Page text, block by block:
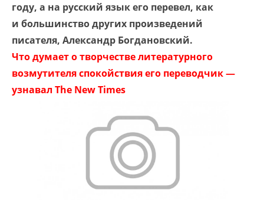
году, а на русский язык его перевел, как
и большинство других произведений
писателя, Александр Богдановский.
Что думает о творчестве литературного
возмутителя спокойствия его переводчик —
узнавал The New Times